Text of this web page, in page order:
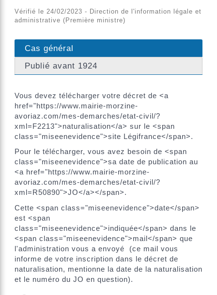
Vérifié le 24/02/2023 - Direction de l'information légale et
administrative (Première ministre)
Cas général
Publié avant 1924
Vous devez télécharger votre décret de <a
href="https://www.mairie-morzine-
avoriaz.com/mes-demarches/etat-civil/?
xml=F2213">naturalisation</a> sur le <span
class="miseenevidence">site Légifrance</span>.
Pour le télécharger, vous avez besoin de <span
class="miseenevidence">sa date de publication au
<a href="https://www.mairie-morzine-
avoriaz.com/mes-demarches/etat-civil/?
xml=R50890">JO</a></span>.
Cette <span class="miseenevidence">date</span>
est <span
class="miseenevidence">indiquée</span> dans le
<span class="miseenevidence">mail</span> que
l'administration vous a envoyé (ce mail vous
informe de votre inscription dans le décret de
naturalisation, mentionne la date de la naturalisation
et le numéro du JO en question).